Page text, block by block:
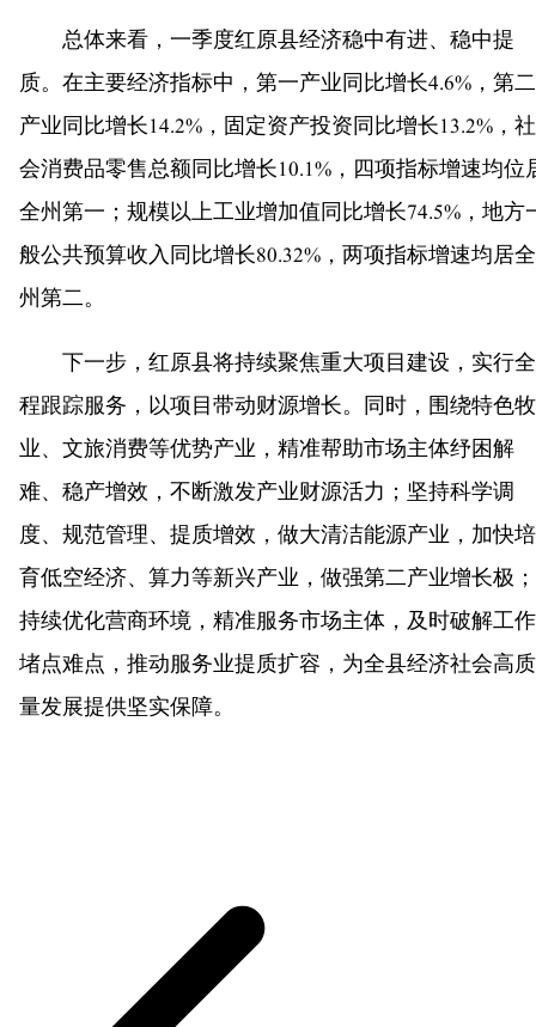
总体来看，一季度红原县经济稳中有进、稳中提
质。在主要经济指标中，第一产业同比增长4.6%，第二
产业同比增长14.2%，固定资产投资同比增长13.2%，社
会消费品零售总额同比增长10.1%，四项指标增速均位
全州第一；规模以上工业增加值同比增长74.5%，地方
般公共预算收入同比增长80.32%，两项指标增速均居全
州第二。
下一步，红原县将持续聚焦重大项目建设，实行全
程跟踪服务，以项目带动财源增长。同时，围绕特色牧
业、文旅消费等优势产业，精准帮助市场主体纾困解
难、稳产增效，不断激发产业财源活力；坚持科学调
度、规范管理、提质增效，做大清洁能源产业，加快培
育低空经济、算力等新兴产业，做强第二产业增长极；
持续优化营商环境，精准服务市场主体，及时破解工作
堵点难点，推动服务业提质扩容，为全县经济社会高质
量发展提供坚实保障。